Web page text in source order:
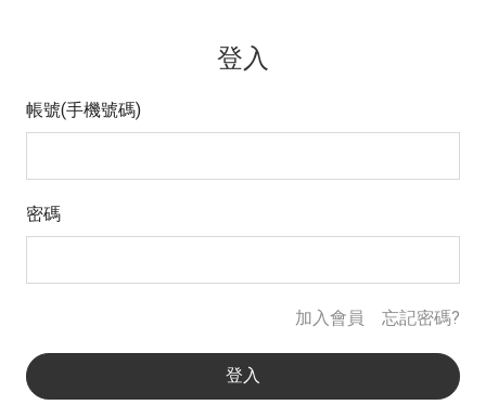
登入
帳號(手機號碼)
密碼
忘記密碼?
加入會員